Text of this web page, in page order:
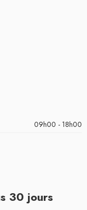
09h00 - 18h00
30 jours